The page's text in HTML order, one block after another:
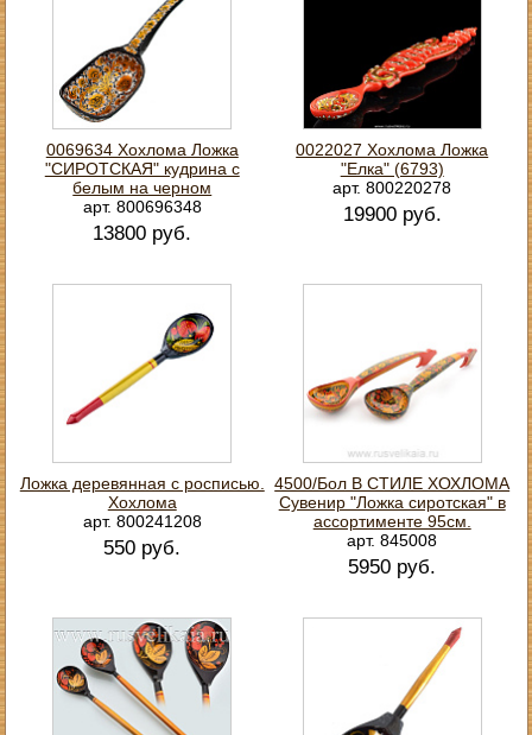
0069634 Хохлома Ложка
"СИРОТСКАЯ" кудрина с
белым на черном
арт. 800696348
13800 руб.
0022027 Хохлома Ложка
"Елка" (6793)
арт. 800220278
19900 руб.
Ложка деревянная с росписью.
Хохлома
арт. 800241208
550 руб.
4500/Бол В СТИЛЕ ХОХЛОМА
Сувенир "Ложка сиротская" в
ассортименте 95см.
арт. 845008
5950 руб.